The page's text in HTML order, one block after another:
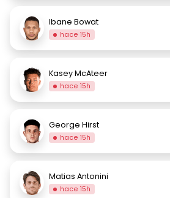
Ibane Bowat
hace 15h
Kasey McAteer
hace 15h
George Hirst
hace 15h
Matias Antonini
hace 15h